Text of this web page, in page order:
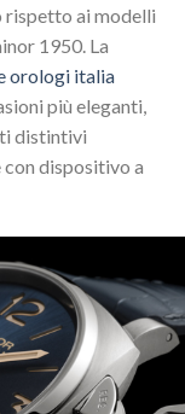
rispetto ai modelli
1950. La
orologi italia
più eleganti,
distintivi
con dispositivo a